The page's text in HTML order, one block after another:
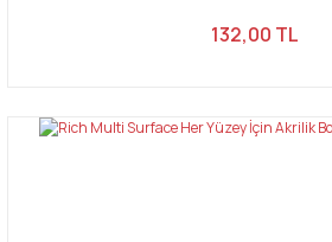
132,00 TL